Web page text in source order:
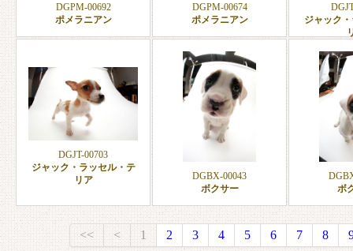
DGPM-00692
ポメラニアン
DGPM-00674
ポメラニアン
ジャック
DGJT-00703
ジャック・ラッセル・テ
リア
DGBX-00043
ボクサー
ボ
<< < 1 2 3 4 5 6 7 8